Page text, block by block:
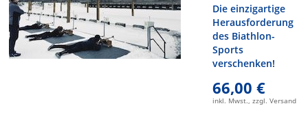
Die einzigartige
Herausforderung
des Biathlon-
Sports
verschenken!
66,00 €
inkl. Mwst., zzgl. Versand